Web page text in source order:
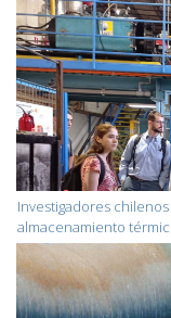
Investigadores
almacenamiento